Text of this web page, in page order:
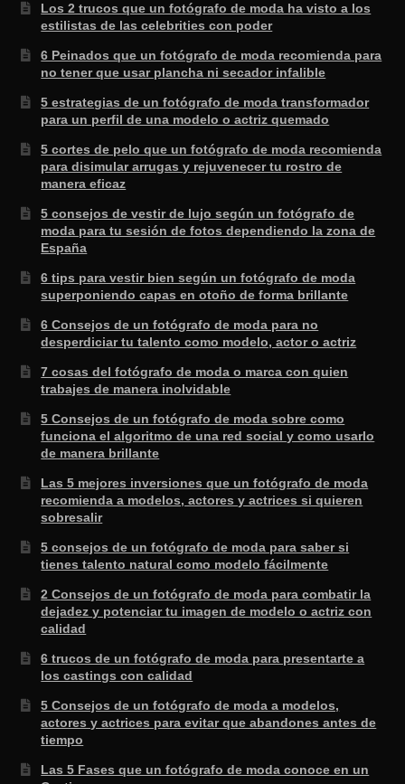
Los 2 trucos que un fotógrafo de moda ha visto a los
estilistas de las celebrities con poder
6 Peinados que un fotógrafo de moda recomienda para
no tener que usar plancha ni secador infalible
5 estrategias de un fotógrafo de moda transformador
para un perfil de una modelo o actriz quemado
5 cortes de pelo que un fotógrafo de moda recomienda
para disimular arrugas y rejuvenecer tu rostro de
manera eficaz
5 consejos de vestir de lujo según un fotógrafo de
moda para tu sesión de fotos dependiendo la zona de
España
6 tips para vestir bien según un fotógrafo de moda
superponiendo capas en otoño de forma brillante
6 Consejos de un fotógrafo de moda para no
desperdiciar tu talento como modelo, actor o actriz
7 cosas del fotógrafo de moda o marca con quien
trabajes de manera inolvidable
5 Consejos de un fotógrafo de moda sobre como
funciona el algoritmo de una red social y como usarlo
de manera brillante
Las 5 mejores inversiones que un fotógrafo de moda
recomienda a modelos, actores y actrices si quieren
sobresalir
5 consejos de un fotógrafo de moda para saber si
tienes talento natural como modelo fácilmente
2 Consejos de un fotógrafo de moda para combatir la
dejadez y potenciar tu imagen de modelo o actriz con
calidad
6 trucos de un fotógrafo de moda para presentarte a
los castings con calidad
5 Consejos de un fotógrafo de moda a modelos,
actores y actrices para evitar que abandones antes de
tiempo
Las 5 Fases que un fotógrafo de moda conoce en un